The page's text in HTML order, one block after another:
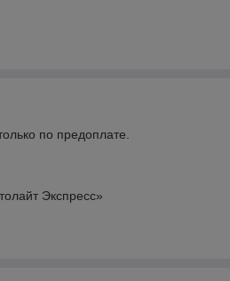
по предоплате.
Экспресс»